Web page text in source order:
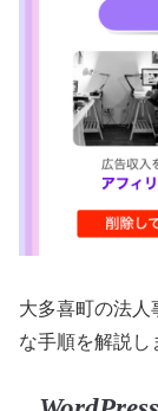
大多喜町の法人
な手順を解説し